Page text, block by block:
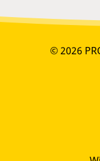
© 2026